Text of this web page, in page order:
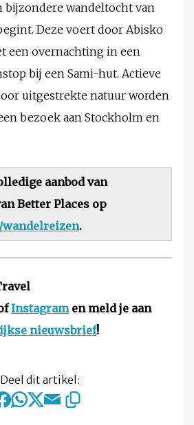
bijzondere wandeltocht van
Deze voert door Abisko
een overnachting in een
bij een Sami-hut. Actieve
uitgestrekte natuur worden
bezoek aan Stockholm en
aanbod van
Better Places op
.
Instagramen meld je aan
nieuwsbrief!
Deel dit artikel: